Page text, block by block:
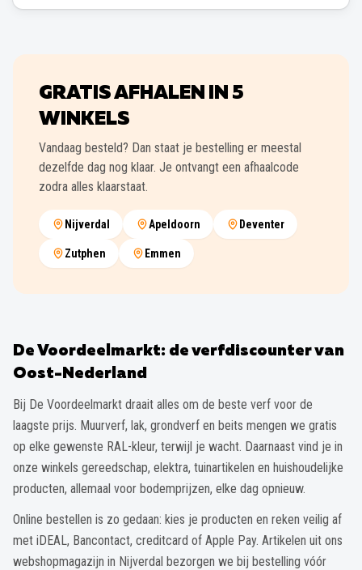
GRATIS AFHALEN IN 5
WINKELS
Vandaag besteld? Dan staat je bestelling er meestal
dezelfde dag nog klaar. Je ontvangt een afhaalcode
zodra alles klaarstaat.
Nijverdal Apeldoorn Deventer
Zutphen Emmen
De Voordeelmarkt: de verfdiscounter van
Oost-Nederland
Bij De Voordeelmarkt draait alles om de beste verf voor de
laagste prijs. Muurverf, lak, grondverf en beits mengen we gratis
op elke gewenste RAL-kleur, terwijl je wacht. Daarnaast vind je in
onze winkels gereedschap, elektra, tuinartikelen en huishoudelijke
producten, allemaal voor bodemprijzen, elke dag opnieuw.
Online bestellen is zo gedaan: kies je producten en reken veilig af
met iDEAL, Bancontact, creditcard of Apple Pay. Artikelen uit ons
webshopmagazijn in Nijverdal bezorgen we bij bestelling vóór